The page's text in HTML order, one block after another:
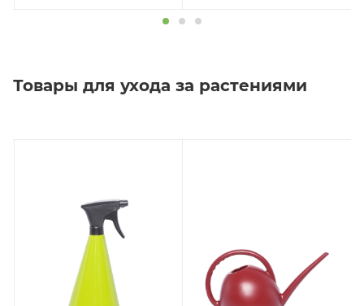
Товары для ухода за растениями